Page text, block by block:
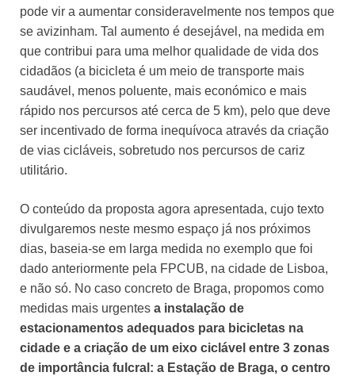
pode vir a aumentar consideravelmente nos tempos que
se avizinham. Tal aumento é desejável, na medida em
que contribui para uma melhor qualidade de vida dos
cidadãos (a bicicleta é um meio de transporte mais
saudável, menos poluente, mais económico e mais
rápido nos percursos até cerca de 5 km), pelo que deve
ser incentivado de forma inequívoca através da criação
de vias cicláveis, sobretudo nos percursos de cariz
utilitário.
O conteúdo da proposta agora apresentada, cujo texto
divulgaremos neste mesmo espaço já nos próximos
dias, baseia-se em larga medida no exemplo que foi
dado anteriormente pela FPCUB, na cidade de Lisboa,
e não só. No caso concreto de Braga, propomos como
medidas mais urgentes a instalação de
estacionamentos adequados para bicicletas na
cidade e a criação de um eixo ciclável entre 3 zonas
de importância fulcral: a Estação de Braga, o centro